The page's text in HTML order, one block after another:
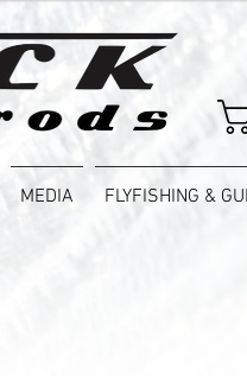
MEDIA FLYFISHING &